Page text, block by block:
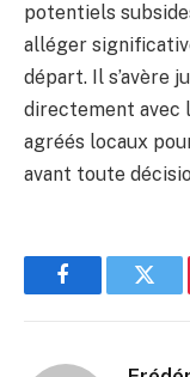
potentiels
alléger
départ. Il s’avère
directement avec
agréés locaux
avant toute
Facebook